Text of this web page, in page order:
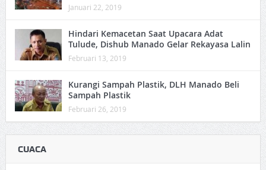
Januari 22, 2019
Hindari Kemacetan Saat Upacara Adat
Tulude, Dishub Manado Gelar Rekayasa Lalin
Februari 13, 2019
Kurangi Sampah Plastik, DLH Manado Beli
Sampah Plastik
Februari 26, 2019
CUACA